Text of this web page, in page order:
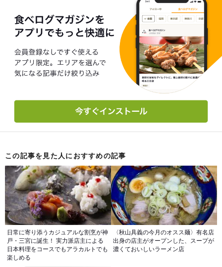
この記事を見た人におすすめの記事
日常に寄り添うカジュアルな割烹が神
戸・三宮に誕生！ 実力派店主による
日本料理をコースでもアラカルトでも
楽しめる
〈秋山具義の今月のオスス麺〉有名店
出身の店主がオープンした、スープが
濃くておいしいラーメン店